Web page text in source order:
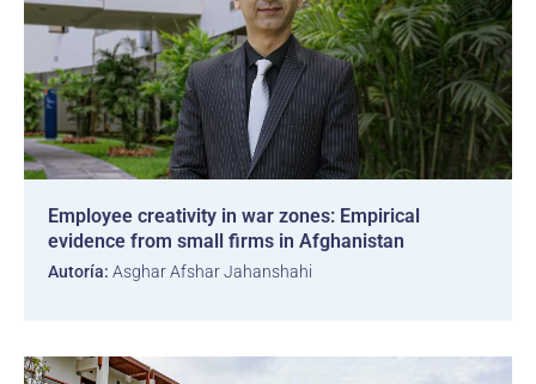
Employee creativity in war zones: Empirical
evidence from small firms in Afghanistan
Autoría: Asghar Afshar Jahanshahi